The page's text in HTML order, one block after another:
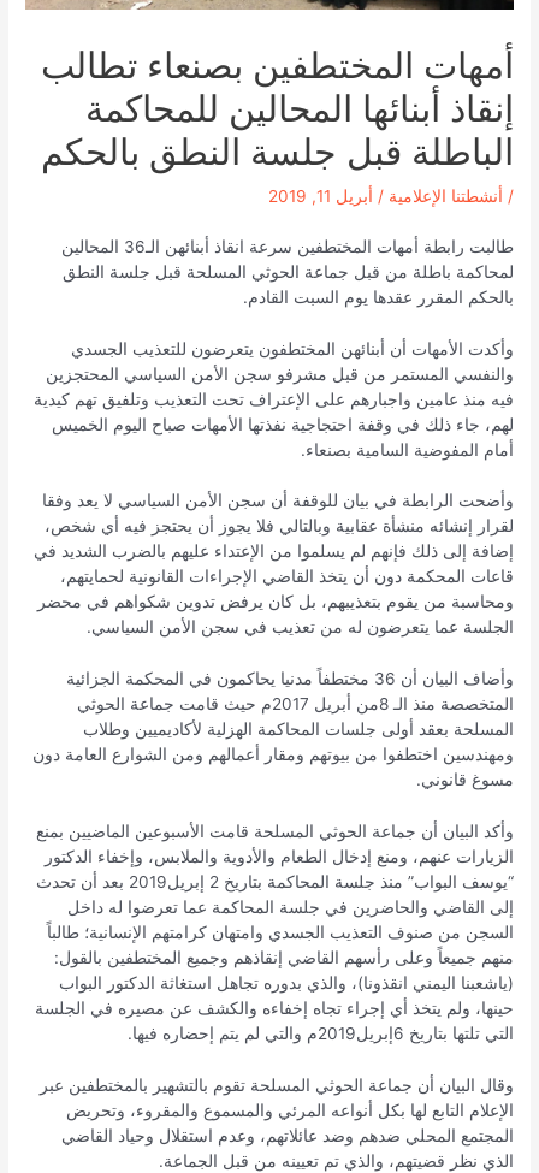
أمهات المختطفين بصنعاء تطالب
إنقاذ أبنائها المحالين للمحاكمة
الباطلة قبل جلسة النطق بالحكم
/ أنشطتنا الإعلامية / أبريل 11, 2019
طالبت رابطة أمهات المختطفين سرعة انقاذ أبنائهن الـ36 المحالين
لمحاكمة باطلة من قبل جماعة الحوثي المسلحة قبل جلسة النطق
بالحكم المقرر عقدها يوم السبت القادم.
وأكدت الأمهات أن أبنائهن المختطفون يتعرضون للتعذيب الجسدي
والنفسي المستمر من قبل مشرفو سجن الأمن السياسي المحتجزين
فيه منذ عامين واجبارهم على الإعتراف تحت التعذيب وتلفيق تهم كيدية
لهم، جاء ذلك في وقفة احتجاجية نفذتها الأمهات صباح اليوم الخميس
أمام المفوضية السامية بصنعاء.
وأضحت الرابطة في بيان للوقفة أن سجن الأمن السياسي لا يعد وفقا
لقرار إنشائه منشأة عقابية وبالتالي فلا يجوز أن يحتجز فيه أي شخص،
إضافة إلى ذلك فإنهم لم يسلموا من الإعتداء عليهم بالضرب الشديد في
قاعات المحكمة دون أن يتخذ القاضي الإجراءات القانونية لحمايتهم،
ومحاسبة من يقوم بتعذيبهم، بل كان يرفض تدوين شكواهم في محضر
الجلسة عما يتعرضون له من تعذيب في سجن الأمن السياسي.
وأضاف البيان أن 36 مختطفاً مدنيا يحاكمون في المحكمة الجزائية
المتخصصة منذ الـ 8من أبريل 2017م حيث قامت جماعة الحوثي
المسلحة بعقد أولى جلسات المحاكمة الهزلية لأكاديميين وطلاب
ومهندسين اختطفوا من بيوتهم ومقار أعمالهم ومن الشوارع العامة دون
مسوغ قانوني.
وأكد البيان أن جماعة الحوثي المسلحة قامت الأسبوعين الماضيين بمنع
الزيارات عنهم، ومنع إدخال الطعام والأدوية والملابس، وإخفاء الدكتور
“يوسف البواب” منذ جلسة المحاكمة بتاريخ 2 إبريل2019 بعد أن تحدث
إلى القاضي والحاضرين في جلسة المحاكمة عما تعرضوا له داخل
السجن من صنوف التعذيب الجسدي وامتهان كرامتهم الإنسانية؛ طالباً
منهم جميعاً وعلى رأسهم القاضي إنقاذهم وجميع المختطفين بالقول:
(ياشعبنا اليمني انقذونا)، والذي بدوره تجاهل استغاثة الدكتور البواب
حينها، ولم يتخذ أي إجراء تجاه إخفاءه والكشف عن مصيره في الجلسة
التي تلتها بتاريخ 6إبريل2019م والتي لم يتم إحضاره فيها.
وقال البيان أن جماعة الحوثي المسلحة تقوم بالتشهير بالمختطفين عبر
الإعلام التابع لها بكل أنواعه المرئي والمسموع والمقروء، وتحريض
المجتمع المحلي ضدهم وضد عائلاتهم، وعدم استقلال وحياد القاضي
الذي نظر قضيتهم، والذي تم تعيينه من قبل الجماعة.